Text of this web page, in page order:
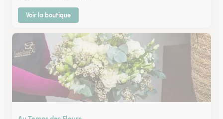
Voir la boutique